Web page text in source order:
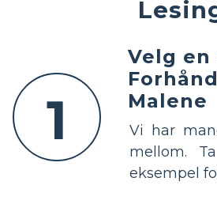
1
Velg en
Malene
Vi har
mellom.
eksempel